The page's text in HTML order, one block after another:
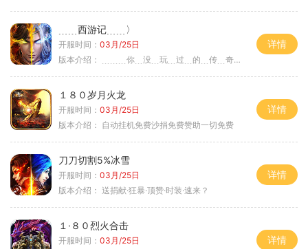
﹍﹍西游记﹍﹍〉
开服时间： 03月/25日
版本介绍：
﹍﹍﹍你﹍没﹍玩﹍过﹍的﹍传﹍奇﹍﹍﹍〉
详情
１８０岁月火龙
开服时间： 03月/25日
版本介绍： 自动挂机免费沙捐免费赞助一切免费
详情
刀刀切割5%冰雪
开服时间： 03月/25日
版本介绍： 送捐献·狂暴·顶赞·时装·速来？
详情
１·８０烈火合击
开服时间： 03月/25日
详情